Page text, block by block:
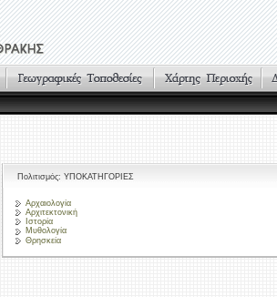
Πολιτισμός: ΥΠΟΚΑΤΗΓΟΡΙΕΣ
Αρχαιολογία
Αρχιτεκτονική
Ιστορία
Μυθολογία
Θρησκεία